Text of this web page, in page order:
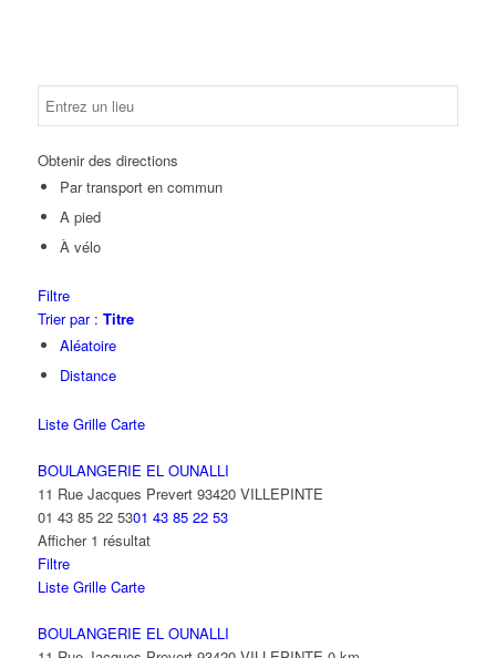
Obtenir des directions
Par transport en commun
A pied
À vélo
Filtre
Trier par : Titre
Aléatoire
Distance
Liste Grille Carte
BOULANGERIE EL OUNALLI
11 Rue Jacques Prevert 93420 VILLEPINTE
01 43 85 22 5301 43 85 22 53
Afficher 1 résultat
Filtre
Liste Grille Carte
BOULANGERIE EL OUNALLI